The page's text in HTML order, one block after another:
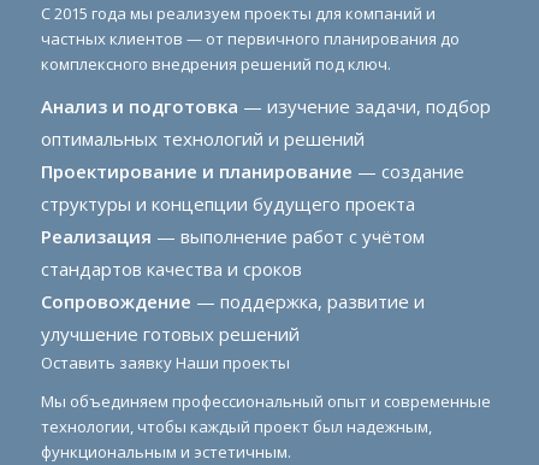
С 2015 года мы реализуем проекты для компаний и
частных клиентов — от первичного планирования до
комплексного внедрения решений под ключ.
Анализ и подготовка — изучение задачи, подбор
оптимальных технологий и решений
Проектирование и планирование — создание
структуры и концепции будущего проекта
Реализация — выполнение работ с учётом
стандартов качества и сроков
Сопровождение — поддержка, развитие и
улучшение готовых решений
Оставить заявку Наши проекты
Мы объединяем профессиональный опыт и современные
технологии, чтобы каждый проект был надежным,
функциональным и эстетичным.